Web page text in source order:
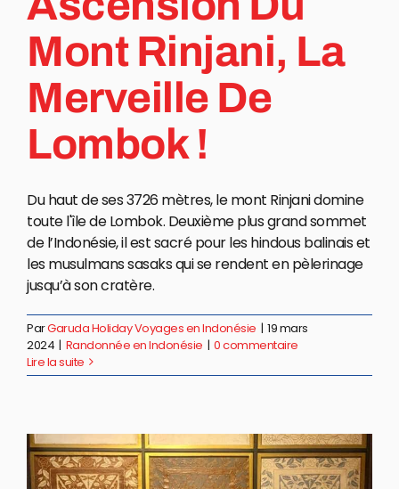
Mont Rinjani, La
Merveille De
Lombok !
Du haut de ses 3726 mètres, le mont Rinjani domine
toute l'île de Lombok. Deuxième plus grand sommet
de l’Indonésie, il est sacré pour les hindous balinais et
les musulmans sasaks qui se rendent en pèlerinage
jusqu’à son cratère.
ParGaruda Holiday Voyages en Indonésie | 19 mars
2024 | Randonnée en Indonésie | 0 commentaire
Lire la suite